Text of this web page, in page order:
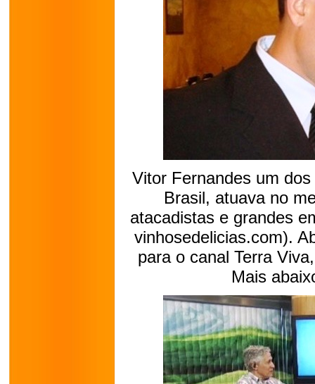
Vitor Fernandes um
Brasil, atuava no
atacadistas e grandes
vinhosedelicias.com).
para o canal Terra
Mais